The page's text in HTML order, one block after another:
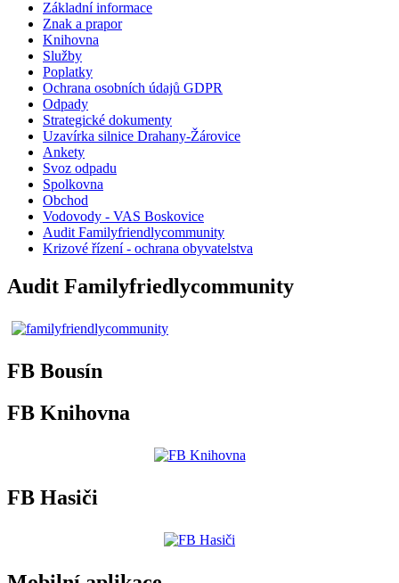
Základní informace
Znak a prapor
Knihovna
Služby
Poplatky
Ochrana osobních údajů GDPR
Odpady
Strategické dokumenty
Uzavírka silnice Drahany-Žárovice
Ankety
Svoz odpadu
Spolkovna
Obchod
Vodovody - VAS Boskovice
Audit Familyfriendlycommunity
Krizové řízení - ochrana obyvatelstva
Audit Familyfriedlycommunity
FB Bousín
FB Knihovna
FB Hasiči